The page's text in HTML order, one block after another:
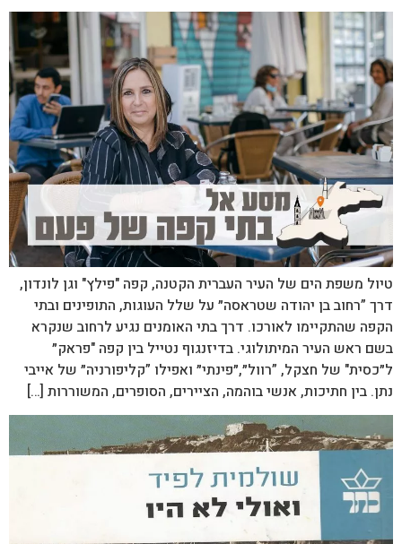
טיול משפת הים של העיר העברית הקטנה, קפה "פילץ" וגן לונדון,
דרך ”רחוב בן יהודה שטראסה״ על שלל העוגות, התופינים ובתי
הקפה שהתקיימו לאורכו. דרך בתי האומנים נגיע לרחוב שנקרא
בשם ראש העיר המיתולוגי. בדיזנגוף נטייל בין קפה "פראק״
ל״כסית" של חצקל, ”רוול״,״פינתי״ ואפילו ”קליפורניה״ של אייבי
נתן. בין חתיכות, אנשי בוהמה, הציירים, הסופרים, המשוררות […]